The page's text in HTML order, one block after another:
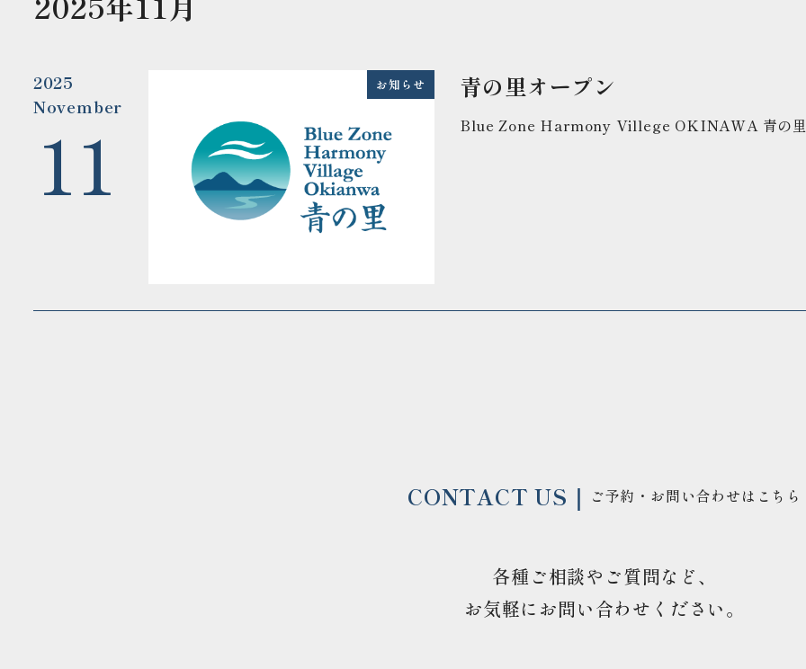
2025
November
11
お知らせ 青の里オープン
Blue Zone Harmony Villege OKINAWA 青の里
CONTACT US｜ ご予約・お問い合わせはこちら
各種ご相談やご質問など、
お気軽にお問い合わせください。